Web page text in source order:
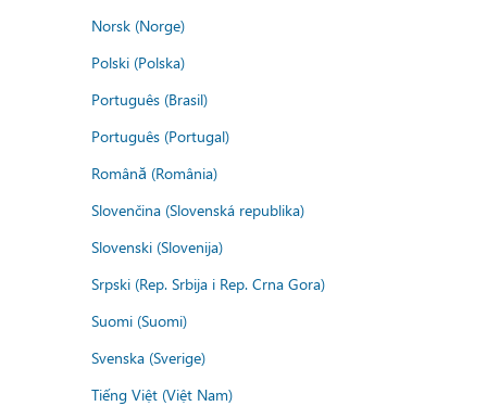
Norsk (Norge)
Polski (Polska)
Português (Brasil)
Português (Portugal)
Română (România)
Slovenčina (Slovenská republika)
Slovenski (Slovenija)
Srpski (Rep. Srbija i Rep. Crna Gora)
Suomi (Suomi)
Svenska (Sverige)
Tiếng Việt (Việt Nam)